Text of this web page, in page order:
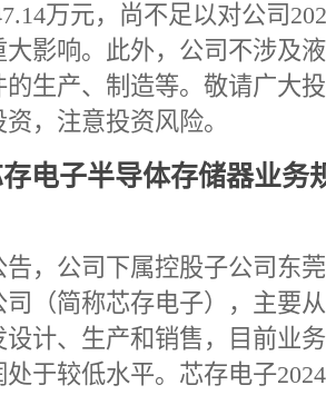
万元，尚不足以对公司
大影响。此外，公司不涉及
生产、制造等。敬请广大
，注意投资风险。
电子半导体存储器业务
告，公司下属控股子公司东
（简称芯存电子），主要
计、生产和销售，目前业
于较低水平。芯存电子